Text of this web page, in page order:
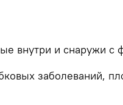
внутри и снаружи с
заболеваний,